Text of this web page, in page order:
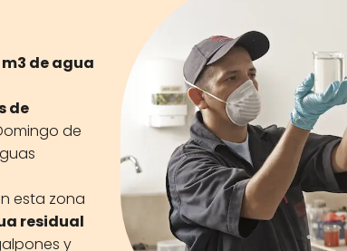
de agua
de
de
esta zona
residual
y